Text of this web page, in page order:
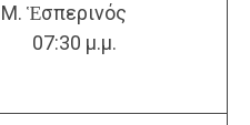
Μ. Ἑσπερινός
07:30 μ.μ.